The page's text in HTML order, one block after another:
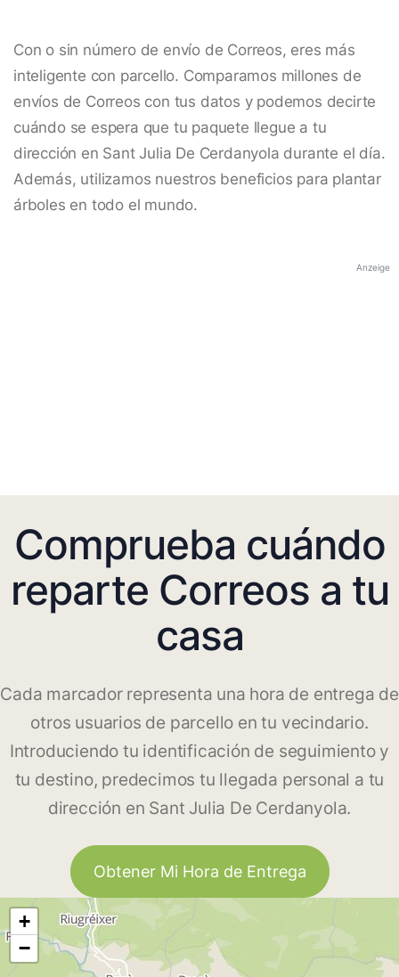
Con o sin número de envío de Correos, eres más
inteligente con parcello. Comparamos millones de
envíos de Correos con tus datos y podemos decirte
cuándo se espera que tu paquete llegue a tu
dirección en Sant Julia De Cerdanyola durante el día.
Además, utilizamos nuestros beneficios para plantar
árboles en todo el mundo.
Anzeige
Comprueba cuándo
reparte Correos a tu
casa
Cada marcador representa una hora de entrega de
otros usuarios de parcello en tu vecindario.
Introduciendo tu identificación de seguimiento y
tu destino, predecimos tu llegada personal a tu
dirección en Sant Julia De Cerdanyola.
Obtener Mi Hora de Entrega
+
−